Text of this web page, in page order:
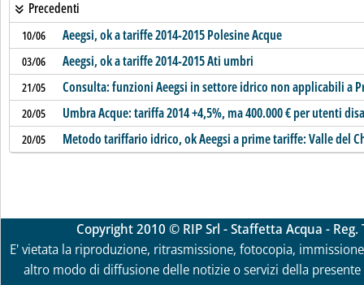
Precedenti
10/06 Aeegsi, ok a tariffe 2014-2015 Polesine Acque
03/06 Aeegsi, ok a tariffe 2014-2015 Ati umbri
21/05 Consulta: funzioni Aeegsi in settore idrico non applicabili a
20/05 Umbra Acque: tariffa 2014 +4,5%, ma 400.000 € per utenti
20/05 Metodo tariffario idrico, ok Aeegsi a prime tariffe: Valle del
Copyright 2010 © RIP Srl - Staffetta Acqua -
E' vietata la riproduzione, ritrasmissione, fotocopia,
altro modo di diffusione delle notizie o servizi della